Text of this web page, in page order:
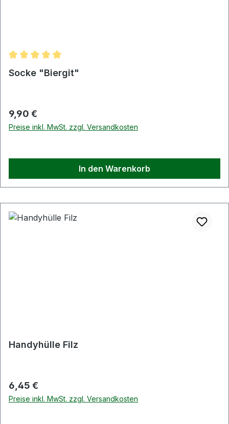
Durchschnittliche Bewertung von 5 von 5 Sternen
Socke "Biergit"
Regulärer Preis:
9,90 €
Preise inkl. MwSt. zzgl. Versandkosten
In den Warenkorb
Handyhülle Filz
Regulärer Preis:
6,45 €
Preise inkl. MwSt. zzgl. Versandkosten